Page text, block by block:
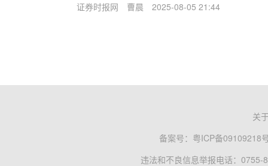
证券时报网 曹晨 2025-08-05 21:44
关
备案号： 粤ICP备09109218
违法和不良信息举报电话：0755-